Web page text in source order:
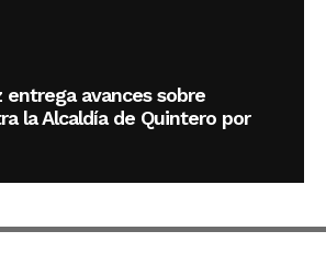
entrega avances sobre
la Alcaldía de Quintero por